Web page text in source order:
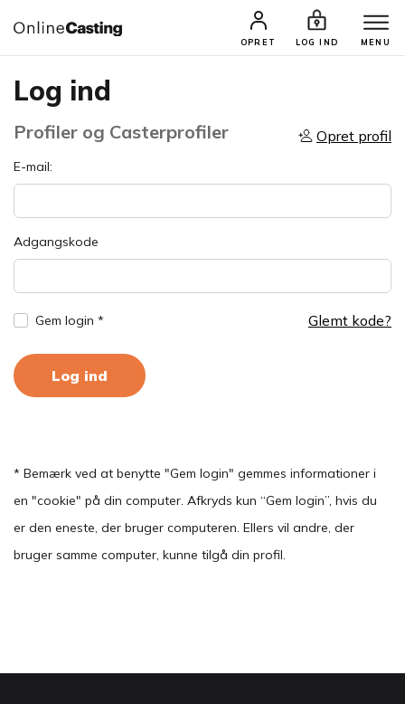
OPRET LOG IND MENU
Log ind
Profiler og Casterprofiler Opret profil
E-mail:
Adgangskode
Gem login * Glemt kode?
Log ind
* Bemærk ved at benytte "Gem login" gemmes informationer i
en "cookie" på din computer. Afkryds kun “Gem login”, hvis du
er den eneste, der bruger computeren. Ellers vil andre, der
bruger samme computer, kunne tilgå din profil.